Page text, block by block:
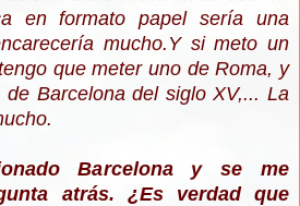
en formato papel sería una
mucho.Y si meto un
que meter uno de Roma, y
Barcelona del siglo XV,... La
Barcelona y se me
atrás. ¿Es verdad que